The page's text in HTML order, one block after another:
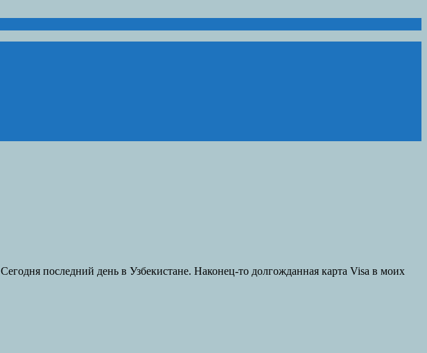
последний день в Узбекистане. Наконец-то долгожданная карта Visa в моих